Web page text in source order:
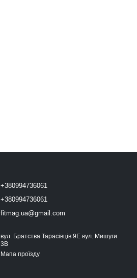
+380994736061
+380994736061
fitmag.ua@gmail.com
вул. Братства Тарасівців 9Е вул. Мишуги
3В
Мапа проїзду